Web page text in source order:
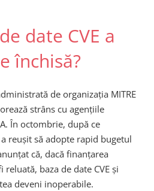
date CVE a
închisă?
de organizația MITRE
strâns cu agențiile
În octombrie, după ce
reușit să adopte rapid bugetul
că, dacă finanțarea
baza de date CVE și
deveni inoperabile.